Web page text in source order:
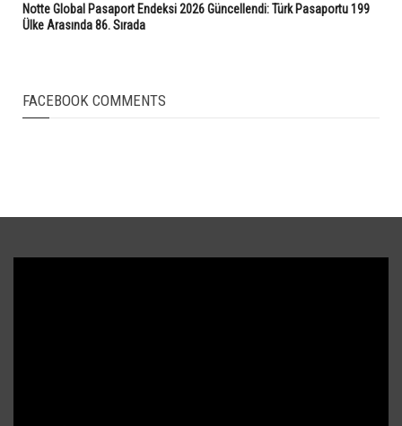
Notte Global Pasaport Endeksi 2026 Güncellendi: Türk Pasaportu 199
Ülke Arasında 86. Sırada
FACEBOOK COMMENTS